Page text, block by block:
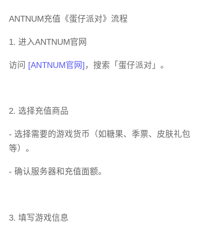
ANTNUM充值《蛋仔派对》流程
1. 进入ANTNUM官网
访问 [ANTNUM官网] ，搜索「蛋仔派对」。
2. 选择充值商品
- 选择需要的游戏货币（如糖果、季票、皮肤礼包
等）。
- 确认服务器和充值面额。
3. 填写游戏信息